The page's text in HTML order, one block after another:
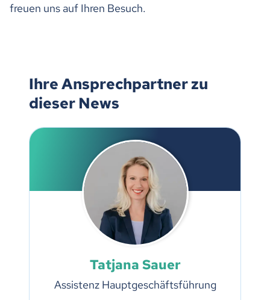
freuen uns auf Ihren Besuch.
Ihre Ansprechpartner zu
dieser News
Tatjana Sauer
Assistenz Hauptgeschäftsführung